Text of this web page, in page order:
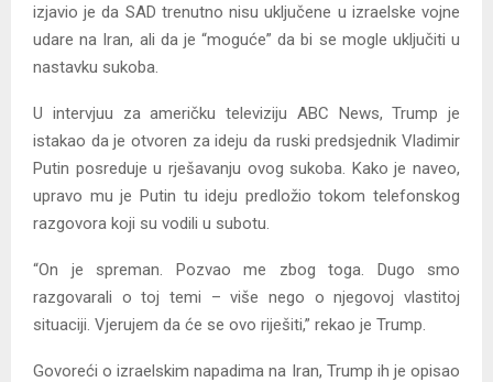
izjavio je da SAD trenutno nisu uključene u izraelske vojne
udare na Iran, ali da je “moguće” da bi se mogle uključiti u
nastavku sukoba.
U intervjuu za američku televiziju ABC News, Trump je
istakao da je otvoren za ideju da ruski predsjednik Vladimir
Putin posreduje u rješavanju ovog sukoba. Kako je naveo,
upravo mu je Putin tu ideju predložio tokom telefonskog
razgovora koji su vodili u subotu.
“On je spreman. Pozvao me zbog toga. Dugo smo
razgovarali o toj temi – više nego o njegovoj vlastitoj
situaciji. Vjerujem da će se ovo riješiti,” rekao je Trump.
Govoreći o izraelskim napadima na Iran, Trump ih je opisao